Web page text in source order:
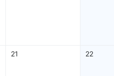
21 22